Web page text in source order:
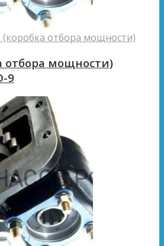
(коробка отбора мощности)
отбора мощности)
9